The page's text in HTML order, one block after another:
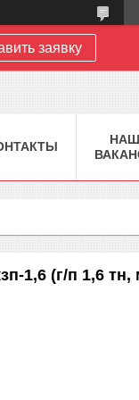
заявку
1,6 (г/п 1,6